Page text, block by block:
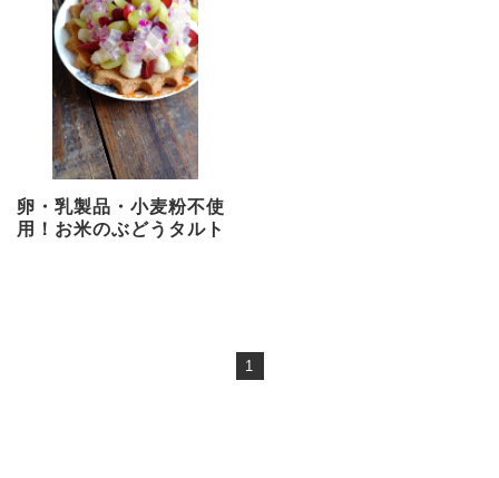
卵・乳製品・小麦粉不使
用！お米のぶどうタルト
1